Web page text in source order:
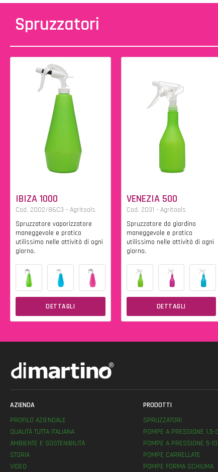
Spruzzatori
IBIZA 1000
Cod. 2002/86C3 - Agritools
Spruzzatore vaporizzatore
maneggevole e pratico
utilissimo nelle attività di ogni
giorno.
DETTAGLI
VENEZIA 500
Cod. 2031 - Agritools
Spruzzatore da giardino
maneggevole e pratico
utilissimo nelle attività di ogni
giorno.
DETTAGLI
AZIENDA
PROFILO AZIENDALE
QUALITÀ TUTTA ITALIANA
AMBIENTE E SOSTENIBILITÀ
STORIA
VIDEO
PRODOTTI
SPRUZZATORI
POMPE A PRESSIONE 1,5-
POMPE A PRESSIONE 5-
POMPE CARRELLATE
POMPE FORMA SCHIUMA